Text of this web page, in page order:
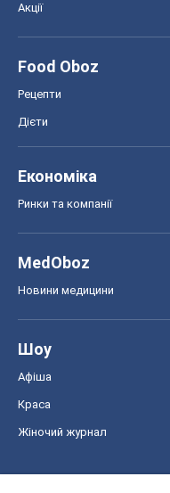
Акції
Food Oboz
Рецепти
Дієти
Економіка
Ринки та компанії
MedOboz
Новини медицини
Шоу
Афіша
Краса
Жіночий журнал